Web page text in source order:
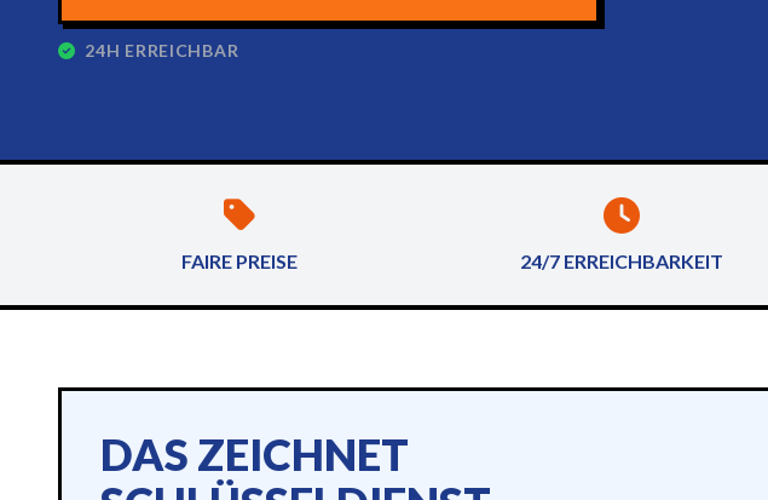
24H ERREICHBAR
FAIRE PREISE 24/7 ERREICHBARKEIT
DAS ZEICHNET